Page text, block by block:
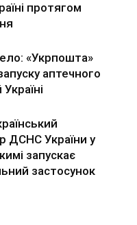
протягом
«Укрпошта»
аптечного
ДСНС України у
запускає
застосунок